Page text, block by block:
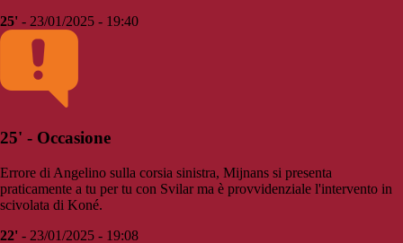
25' - 23/01/2025 - 19:40
25' - Occasione
Errore di Angelino sulla corsia sinistra, Mijnans si presenta
praticamente a tu per tu con Svilar ma è provvidenziale l'intervento in
scivolata di Koné.
22' - 23/01/2025 - 19:08